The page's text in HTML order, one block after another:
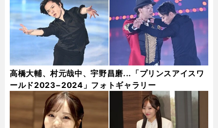
高橋大輔、村元哉中、宇野昌磨...「プリンスアイスワ
ールド2023−2024」フォトギャラリー